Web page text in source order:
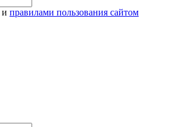
и правилами пользования сайтом